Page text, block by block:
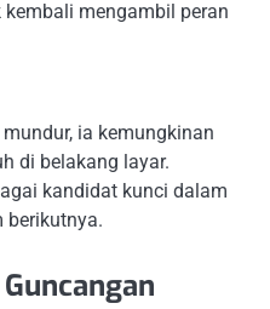
mengambil peran
ia kemungkinan
di belakang layar.
kandidat kunci dalam
berikutnya.